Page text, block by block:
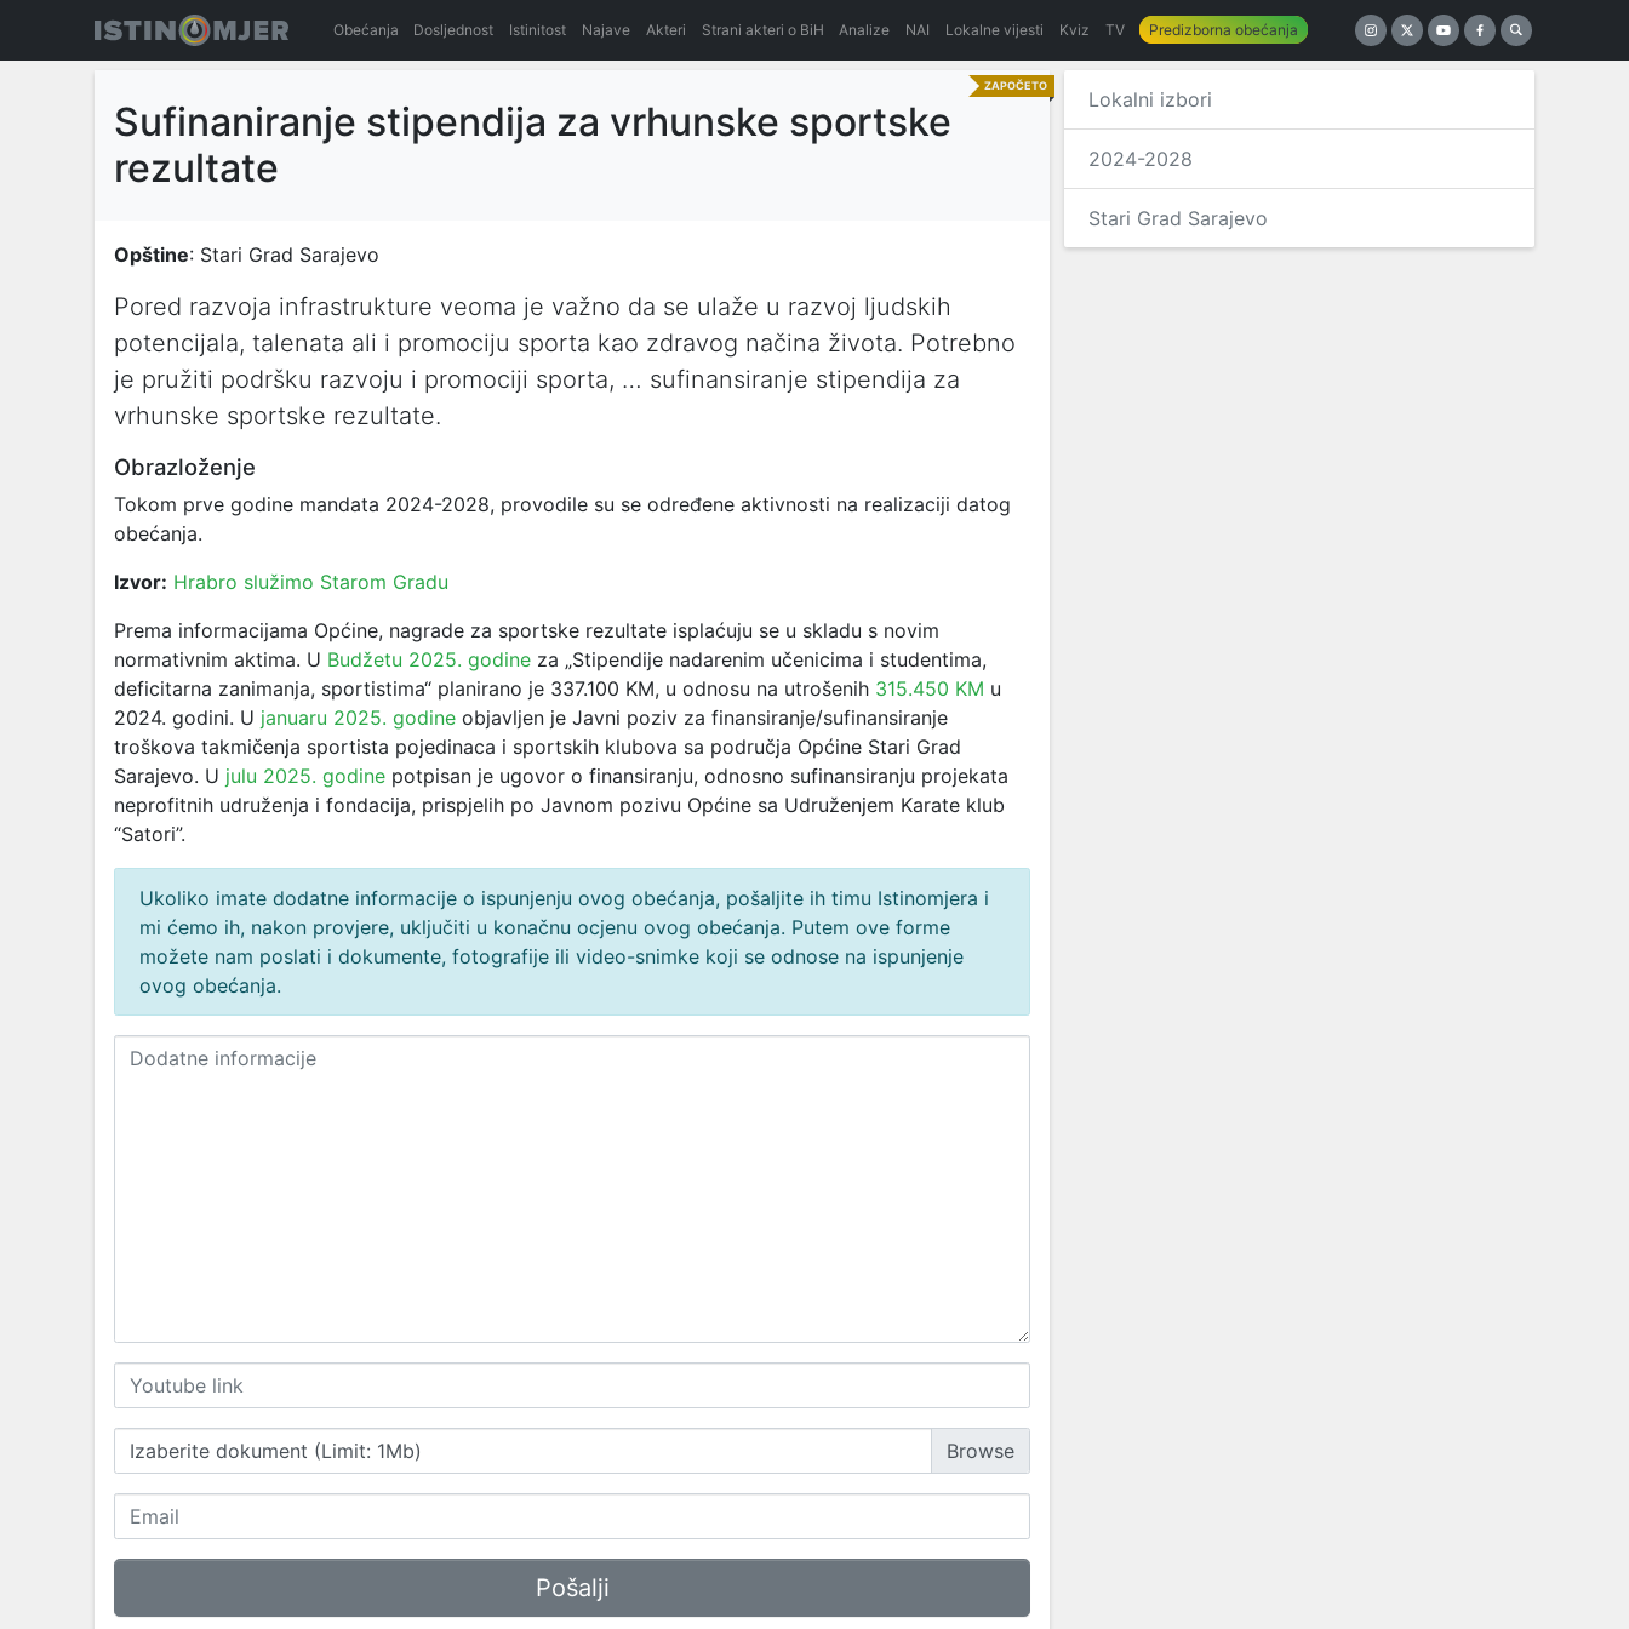
Obećanja Dosljednost Istinitost Najave Akteri Strani akteri o BiH Analize NAI Lokalne vijesti Kviz TV Predizborna obećanja
ZAPOČETO
Sufinaniranje stipendija za vrhunske sportske
rezultate
Opštine: Stari Grad Sarajevo
Pored razvoja infrastrukture veoma je važno da se ulaže u razvoj ljudskih
potencijala, talenata ali i promociju sporta kao zdravog načina života. Potrebno
je pružiti podršku razvoju i promociji sporta, … sufinansiranje stipendija za
vrhunske sportske rezultate.
Obrazloženje
Tokom prve godine mandata 2024-2028, provodile su se određene aktivnosti na realizaciji datog
obećanja.
Izvor: Hrabro služimo Starom Gradu
Prema informacijama Općine, nagrade za sportske rezultate isplaćuju se u skladu s novim
normativnim aktima. U Budžetu 2025. godine za „Stipendije nadarenim učenicima i studentima,
deficitarna zanimanja, sportistima“ planirano je 337.100 KM, u odnosu na utrošenih 315.450 KM u
2024. godini. U januaru 2025. godine objavljen je Javni poziv za finansiranje/sufinansiranje
troškova takmičenja sportista pojedinaca i sportskih klubova sa područja Općine Stari Grad
Sarajevo. U julu 2025. godine potpisan je ugovor o finansiranju, odnosno sufinansiranju projekata
neprofitnih udruženja i fondacija, prispjelih po Javnom pozivu Općine sa Udruženjem Karate klub
“Satori”.
Ukoliko imate dodatne informacije o ispunjenju ovog obećanja, pošaljite ih timu Istinomjera i
mi ćemo ih, nakon provjere, uključiti u konačnu ocjenu ovog obećanja. Putem ove forme
možete nam poslati i dokumente, fotografije ili video-snimke koji se odnose na ispunjenje
ovog obećanja.
Izaberite dokument (Limit: 1Mb)
Lokalni izbori
2024-2028
Stari Grad Sarajevo